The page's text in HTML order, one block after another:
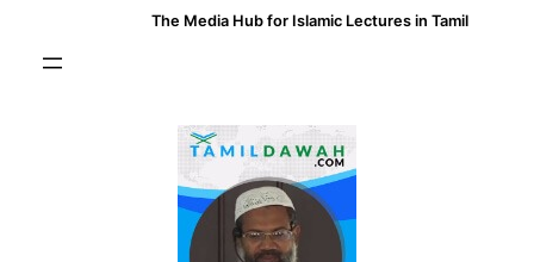
The Media Hub for Islamic Lectures in Tamil